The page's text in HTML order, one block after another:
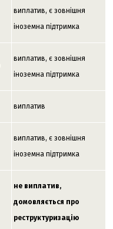
виплатив, є зовнішня
іноземна підтримка
виплатив, є зовнішня
іноземна підтримка
виплатив
виплатив, є зовнішня
іноземна підтримка
не виплатив,
домовляється про
реструктуризацію